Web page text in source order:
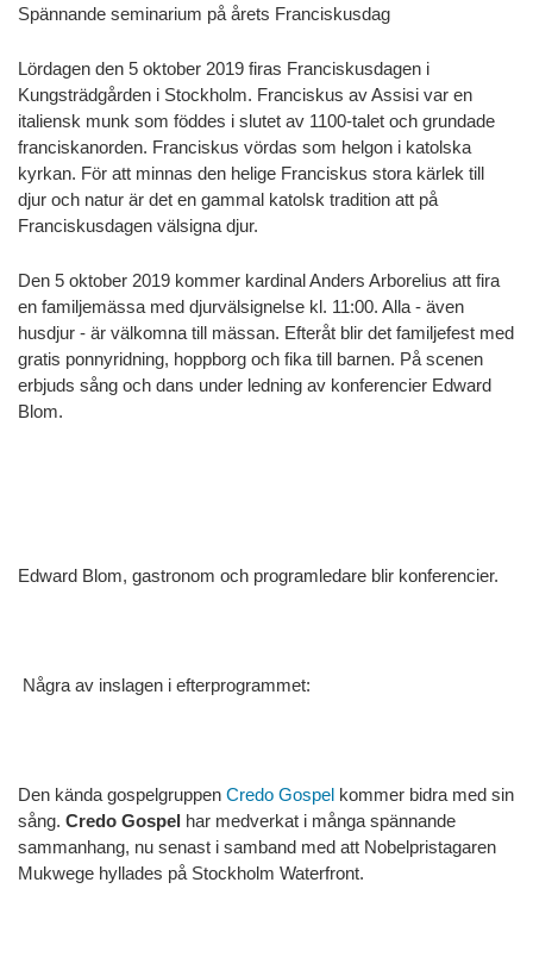
Spännande seminarium på årets Franciskusdag
Lördagen den 5 oktober 2019 firas Franciskusdagen i
Kungsträdgården i Stockholm. Franciskus av Assisi var en
italiensk munk som föddes i slutet av 1100-talet och grundade
franciskanorden. Franciskus vördas som helgon i katolska
kyrkan. För att minnas den helige Franciskus stora kärlek till
djur och natur är det en gammal katolsk tradition att på
Franciskusdagen välsigna djur.
Den 5 oktober 2019 kommer kardinal Anders Arborelius att fira
en familjemässa med djurvälsignelse kl. 11:00. Alla - även
husdjur - är välkomna till mässan. Efteråt blir det familjefest med
gratis ponnyridning, hoppborg och fika till barnen. På scenen
erbjuds sång och dans under ledning av konferencier Edward
Blom.
Edward Blom, gastronom och programledare blir konferencier.
Några av inslagen i efterprogrammet:
Den kända gospelgruppen Credo Gospel kommer bidra med sin
sång. Credo Gospel har medverkat i många spännande
sammanhang, nu senast i samband med att Nobelpristagaren
Mukwege hyllades på Stockholm Waterfront.